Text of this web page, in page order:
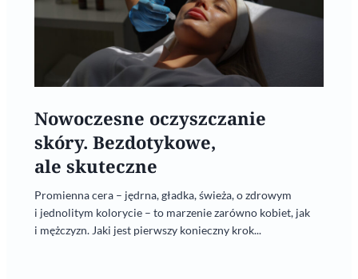
Nowoczesne oczyszczanie
skóry. Bezdotykowe,
ale skuteczne
Promienna cera – jędrna, gładka, świeża, o zdrowym
i jednolitym kolorycie – to marzenie zarówno kobiet, jak
i mężczyzn. Jaki jest pierwszy konieczny krok...